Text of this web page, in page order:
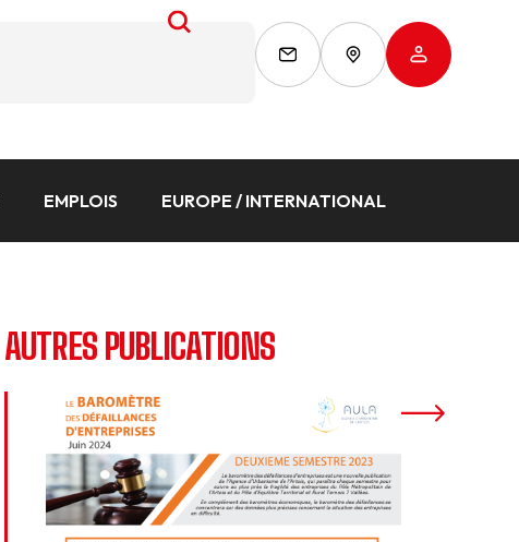
EMPLOIS EUROPE / INTERNATIONAL
AUTRES PUBLICATIONS